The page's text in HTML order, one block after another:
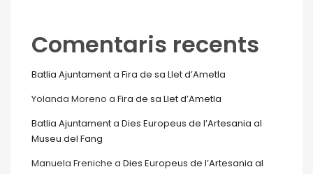
Comentaris recents
Batlia Ajuntamenta Fira de sa Llet d’Ametla
Yolanda Moreno a Fira de sa Llet d’Ametla
Batlia Ajuntamenta Dies Europeus de l’Artesania al
Museu del Fang
Manuela Freniche a Dies Europeus de l’Artesania al